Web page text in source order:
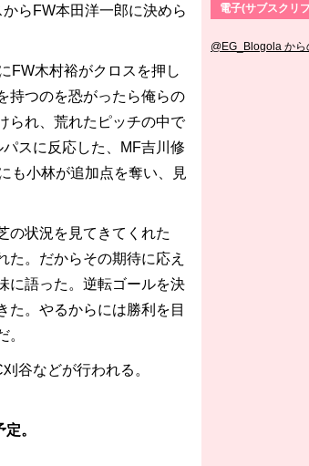
らFW本田洋一郎に決めら
FW木村裕がクロスを押し
持つのを恐がったら俺らの
られ、荒れたピッチの中で
スに反応した、MF吉川修
も小林が追加点を奪い、見
の状況を見てきてくれた
た。だからその期待に応え
に語った。逆転ゴールを決
た。やるからには勝利を目
谷などが行われる。
。
電子(サブスクリ
@EG_Blogola から